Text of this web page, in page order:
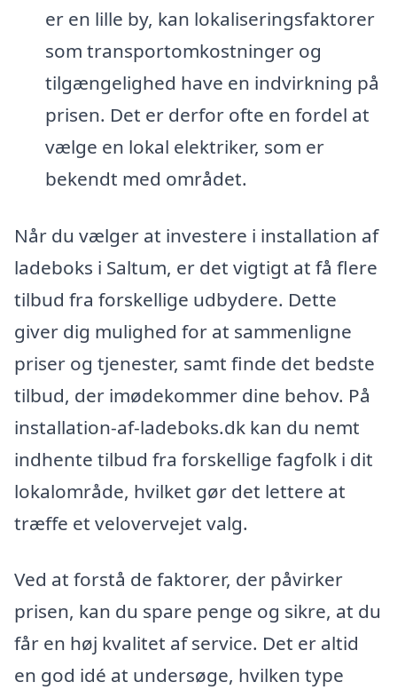
er en lille by, kan lokaliseringsfaktorer
som transportomkostninger og
tilgængelighed have en indvirkning på
prisen. Det er derfor ofte en fordel at
vælge en lokal elektriker, som er
bekendt med området.
Når du vælger at investere i installation af
ladeboks i Saltum, er det vigtigt at få flere
tilbud fra forskellige udbydere. Dette
giver dig mulighed for at sammenligne
priser og tjenester, samt finde det bedste
tilbud, der imødekommer dine behov. På
installation-af-ladeboks.dk kan du nemt
indhente tilbud fra forskellige fagfolk i dit
lokalområde, hvilket gør det lettere at
træffe et velovervejet valg.
Ved at forstå de faktorer, der påvirker
prisen, kan du spare penge og sikre, at du
får en høj kvalitet af service. Det er altid
en god idé at undersøge, hvilken type